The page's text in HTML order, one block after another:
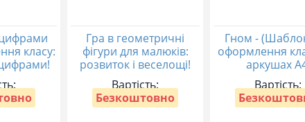
класу:
Гра в геометричні
фігури для малюків:
розвиток і веселощі!
Вартість:
Безкоштовно
Гном -
оформлення
аркушах
Вартість: